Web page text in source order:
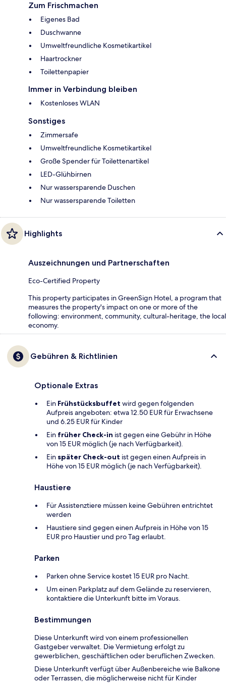
Zum Frischmachen
Eigenes Bad
Duschwanne
Umweltfreundliche Kosmetikartikel
Haartrockner
Toilettenpapier
Immer in Verbindung bleiben
Kostenloses WLAN
Sonstiges
Zimmersafe
Umweltfreundliche Kosmetikartikel
Große Spender für Toilettenartikel
LED-Glühbirnen
Nur wassersparende Duschen
Nur wassersparende Toiletten
Highlights
Auszeichnungen und Partnerschaften
Eco-Certified Property
This property participates in GreenSign Hotel, a program that
measures the property's impact on one or more of the
following: environment, community, cultural-heritage, the local
economy.
Gebühren & Richtlinien
Optionale Extras
Ein Frühstücksbuffet wird gegen folgenden
Aufpreis angeboten: etwa 12.50 EUR für Erwachsene
und 6.25 EUR für Kinder
Ein früher Check-in ist gegen eine Gebühr in Höhe
von 15 EUR möglich (je nach Verfügbarkeit).
Ein später Check-out ist gegen einen Aufpreis in
Höhe von 15 EUR möglich (je nach Verfügbarkeit).
Haustiere
Für Assistenztiere müssen keine Gebühren entrichtet
werden
Haustiere sind gegen einen Aufpreis in Höhe von 15
EUR pro Haustier und pro Tag erlaubt.
Parken
Parken ohne Service kostet 15 EUR pro Nacht.
Um einen Parkplatz auf dem Gelände zu reservieren,
kontaktiere die Unterkunft bitte im Voraus.
Bestimmungen
Diese Unterkunft wird von einem professionellen
Gastgeber verwaltet. Die Vermietung erfolgt zu
gewerblichen, geschäftlichen oder beruflichen Zwecken.
Diese Unterkunft verfügt über Außenbereiche wie Balkone
oder Terrassen, die möglicherweise nicht für Kinder